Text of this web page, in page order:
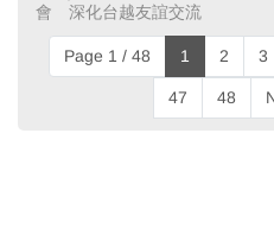
會 深化台越友誼交流 ​
Page 1 / 48 1 2 3
47 48